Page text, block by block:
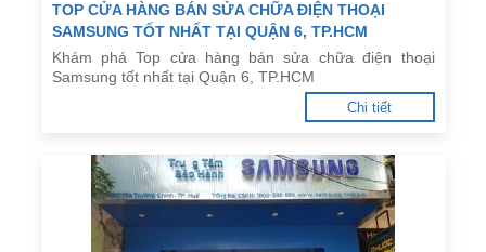
TOP CỬA HÀNG BÁN SỬA CHỮA ĐIỆN THOẠI
SAMSUNG TỐT NHẤT TẠI QUẬN 6, TP.HCM
Khám phá Top cửa hàng bán sửa chữa điện thoại
Samsung tốt nhất tại Quận 6, TP.HCM
Chi tiết